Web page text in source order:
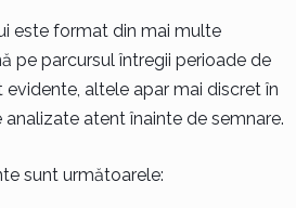
este format din mai multe
pe parcursul întregii perioade de
evidente, altele apar mai discret în
atent înainte de semnare.
sunt următoarele: